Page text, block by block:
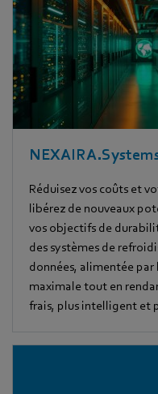
Réduisez vos coûts et
libérez de nouveaux
vos objectifs de
des systèmes de
données, alimentée par
maximale tout en
frais, plus intelligent et